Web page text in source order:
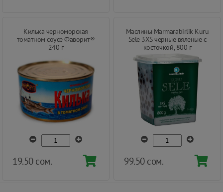
Килька черноморская
томатном соусе Фаворит®
240 г
19.50 сом.
Маслины Marmarabirlik Kuru
Sele 3XS черные вяленые с
косточкой, 800 г
99.50 сом.